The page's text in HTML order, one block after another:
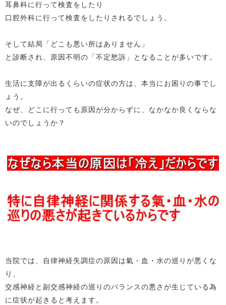
耳鼻科に行って検査をしたり
口腔外科に行って検査をしたりされるでしょう。
そして結局「どこも悪い所はありません」
と診断され、原因不明の「不定愁訴」となることが多いです。
生活に支障が出るくらいの症状の方は、本当にお困りの事でし
ょう。
なぜ、どこに行っても原因が分からずに、なかなか良くならな
いのでしょうか？
当院では、自律神経失調症の原因は氣・血・水の巡りが悪くな
り、
交感神経と副交感神経の巡りのバランスの悪さが生じている為
に症状が起きると考えます。